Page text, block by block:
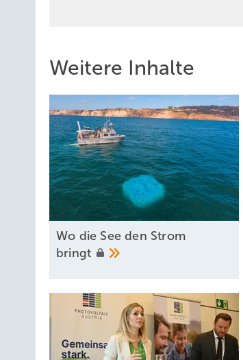
Weitere Inhalte
Wo die See den Strom
bringt